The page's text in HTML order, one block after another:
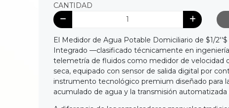
CANTIDAD
El Medidor de Agua Potable Domiciliario de $1/
Integrado —clasificado técnicamente en
telemetría de fluidos como medidor de velocidad
seca, equipado con sensor de salida digital por
instrumento tecnológico premium diseñado para
acumulado de agua y la transmisión automatizada